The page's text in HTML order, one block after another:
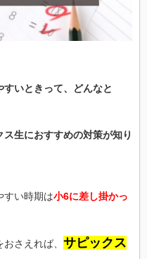
すいときって、どんなと
ス生におすすめの対策が知り
すい時期は小6に差し掛かっ
さえれば、 サピックス